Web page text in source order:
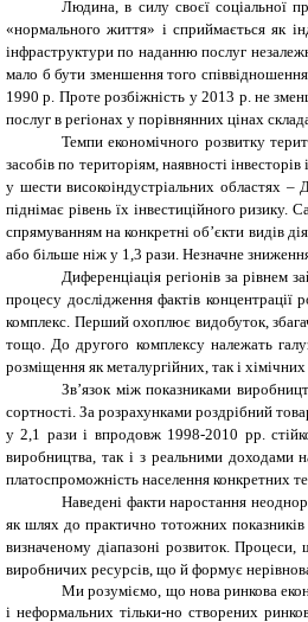
Людина, в силу своєї соціальної
«нормального життя» і сприймається як
інфраструктури по наданню послуг
мало б бути зменшення того
1990 р. Проте розбіжність у 2013 р. не
послуг в регіонах у порівнянних цінах
Темпи економічного розвитку
засобів по територіям, наявності
у шести високоіндустріальних областях –
піднімає рівень їх інвестиційного ризику.
спрямуванням на конкретні об’єкти видів
або більше ніж у 1,3 рази. Незначне
Диференціація регіонів за
процесу дослідження фактів концентрації
комплекс. Перший охоплює видобуток,
тощо. До другого комплексу належать
розміщення як металургійних, так і
Зв’язок між показниками
сортності. За розрахунками роздрібний
у 2,1 рази і впродовж 1998-2010 рр.
виробництва, так і з реальними доходами
платоспроможність населення конкретних
Наведені факти наростання
як шлях до практично тотожних показників
визначеному діапазоні розвиток. Процеси,
виробничих ресурсів, що й формує
Ми розуміємо, що нова ринкова
і неформальних тільки-но створених